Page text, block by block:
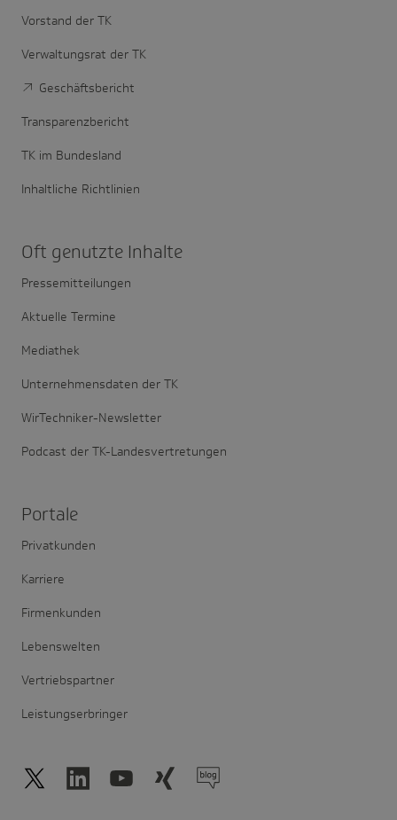
Vorstand der TK
Verwaltungsrat der TK
Geschäftsbericht
Transparenzbericht
TK im Bundesland
Inhaltliche Richtlinien
Oft genutzte Inhalte
Pressemitteilungen
Aktuelle Termine
Mediathek
Unternehmensdaten der TK
WirTechniker-Newsletter
Podcast der TK-Landesvertretungen
Portale
Privatkunden
Karriere
Firmenkunden
Lebenswelten
Vertriebspartner
Leistungserbringer